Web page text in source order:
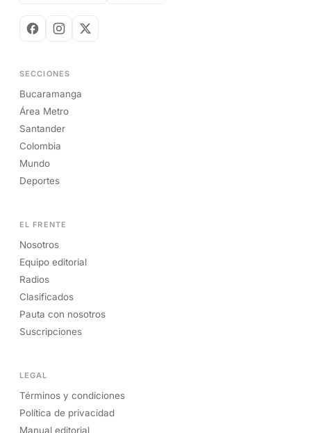
SECCIONES
Bucaramanga
Área Metro
Santander
Colombia
Mundo
Deportes
EL FRENTE
Nosotros
Equipo editorial
Radios
Clasificados
Pauta con nosotros
Suscripciones
LEGAL
Términos y condiciones
Política de privacidad
Manual editorial